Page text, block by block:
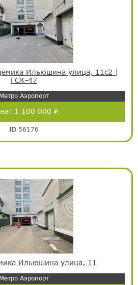
Ильюшина улица, 11с2 |
ГСК-47
Метро Аэропорт
1 100 000 ₽
ID 56176
Ильюшина улица, 11
Метро Аэропорт